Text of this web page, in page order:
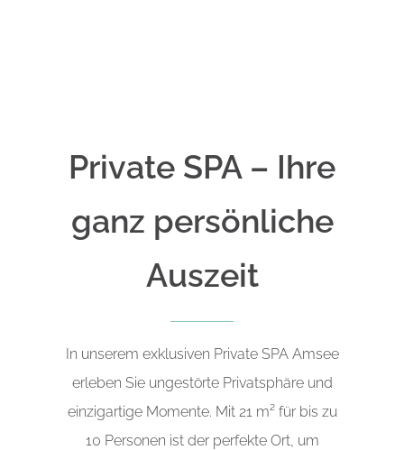
Private SPA – Ihre
ganz persönliche
Auszeit
In unserem exklusiven Private SPA Amsee
erleben Sie ungestörte Privatsphäre und
einzigartige Momente. Mit 21 m² für bis zu
10 Personen ist der perfekte Ort, um